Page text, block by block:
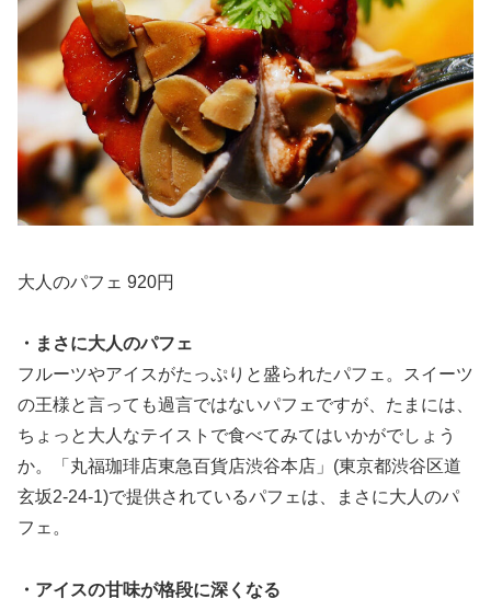
大人のパフェ 920円
・まさに大人のパフェ
フルーツやアイスがたっぷりと盛られたパフェ。スイーツ
の王様と言っても過言ではないパフェですが、たまには、
ちょっと大人なテイストで食べてみてはいかがでしょう
か。「丸福珈琲店東急百貨店渋谷本店」(東京都渋谷区道
玄坂2-24-1)で提供されているパフェは、まさに大人のパ
フェ。
・アイスの甘味が格段に深くなる